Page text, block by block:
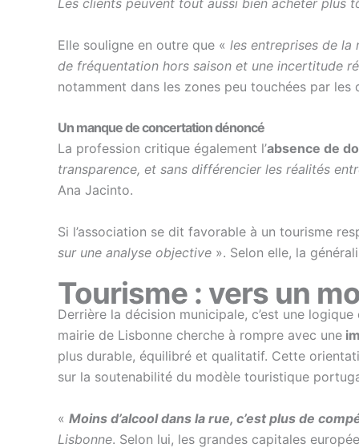
Les clients peuvent tout aussi bien acheter plus
Elle souligne en outre que « les entreprises de
de fréquentation hors saison et une incertitude
notamment dans les zones peu touchées par les
Un manque de concertation dénoncé
La profession critique également l’absence de
transparence, et sans différencier les réalités
Ana Jacinto.
Si l’association se dit favorable à un tourisme
sur une analyse objective ». Selon elle, la
Tourisme : vers un
Derrière la décision municipale, c’est une
mairie de Lisbonne cherche à rompre avec une
plus durable, équilibré et qualitatif. Cette
sur la soutenabilité du modèle touristique
« Moins d’alcool dans la rue, c’est plus de
Lisbonne. Selon lui, les grandes capitales